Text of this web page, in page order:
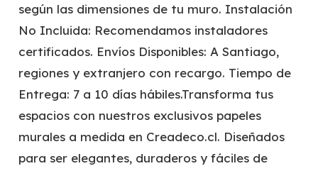
según las dimensiones de tu muro. Instalación
No Incluida: Recomendamos instaladores
certificados. Envíos Disponibles: A Santiago,
regiones y extranjero con recargo. Tiempo de
Entrega: 7 a 10 días hábiles.Transforma tus
espacios con nuestros exclusivos papeles
murales a medida en Creadeco.cl. Diseñados
para ser elegantes, duraderos y fáciles de